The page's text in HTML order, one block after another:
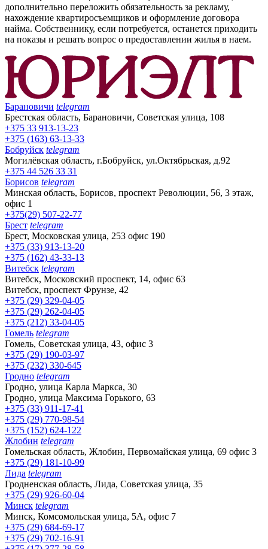
дополнительно переложить обязательность за рекламу,
нахождение квартиросъемщиков и оформление договора
найма. Собственнику, если потребуется, останется приходить
на показы и решать вопрос о предоставлении жилья в наем.
Барановичи telegram
Брестская область, Барановичи, Советская улица, 108
+375 33 913-13-23
+375 (163) 63-13-33
Бобруйск telegram
Могилёвская область, г.Бобруйск, ул.Октябрьская, д.92
+375 44 526 33 31
Борисов telegram
Минская область, Борисов, проспект Революции, 56, 3 этаж,
офис 1
+375(29) 507-22-77
Брест telegram
Брест, Московская улица, 253 офис 190
+375 (33) 913-13-20
+375 (162) 43-33-13
Витебск telegram
Витебск, Московский проспект, 14, офис 63
Витебск, проспект Фрунзе, 42
+375 (29) 329-04-05
+375 (29) 262-04-05
+375 (212) 33-04-05
Гомель telegram
Гомель, Советская улица, 43, офис 3
+375 (29) 190-03-97
+375 (232) 330-645
Гродно telegram
Гродно, улица Карла Маркса, 30
Гродно, улица Максима Горького, 63
+375 (33) 911-17-41
+375 (29) 770-98-54
+375 (152) 624-122
Жлобин telegram
Гомельская область, Жлобин, Первомайская улица, 69 офис 3
+375 (29) 181-10-99
Лида telegram
Гродненская область, Лида, Советская улица, 35
+375 (29) 926-60-04
Минск telegram
Минск, Комсомольская улица, 5А, офис 7
+375 (29) 684-69-17
+375 (29) 702-16-91